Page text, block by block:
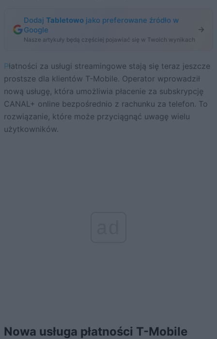
Dodaj Tabletowo jako preferowane źródło w
Google
Nasze artykuły będą częściej pojawiać się w Twoich wynikach
Płatności za usługi streamingowe stają się teraz jeszcze
prostsze dla klientów T-Mobile. Operator wprowadził
nową usługę, która umożliwia płacenie za subskrypcję
CANAL+ online bezpośrednio z rachunku za telefon. To
rozwiązanie, które może przyciągnąć uwagę wielu
użytkowników.
Nowa usługa płatności T-Mobile